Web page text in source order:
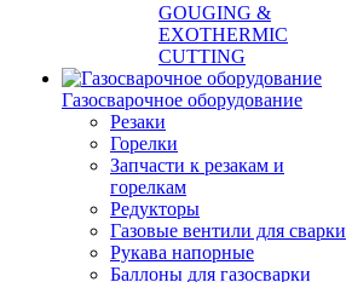
GOUGING &
EXOTHERMIC
CUTTING
Газосварочное оборудование
Резаки
Горелки
Запчасти к резакам и
горелкам
Редукторы
Газовые вентили для сварки
Рукава напорные
Баллоны для газосварки